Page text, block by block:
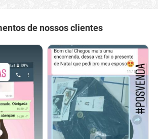
de nossos clientes